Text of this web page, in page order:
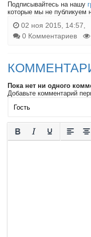
Подписывайтесь на нашу
которые мы не публикуем
02 ноя 2015, 14:57,
0 Комментариев
Пока нет ни одного
Добавьте комментарий